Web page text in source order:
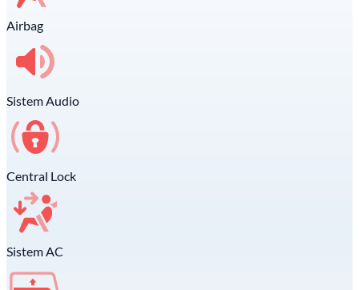
Airbag
Sistem Audio
Central Lock
Sistem AC